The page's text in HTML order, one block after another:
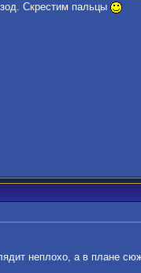
Скрестим пальцы
неплохо, а в плане